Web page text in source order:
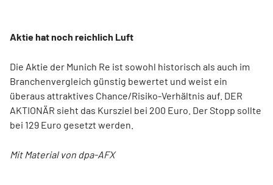
Aktie hat noch reichlich Luft
Die Aktie der Munich Re ist sowohl historisch als auch im
Branchenvergleich günstig bewertet und weist ein
überaus attraktives Chance/Risiko-Verhältnis auf. DER
AKTIONÄR sieht das Kursziel bei 200 Euro. Der Stopp sollte
bei 129 Euro gesetzt werden.
Mit Material von dpa-AFX